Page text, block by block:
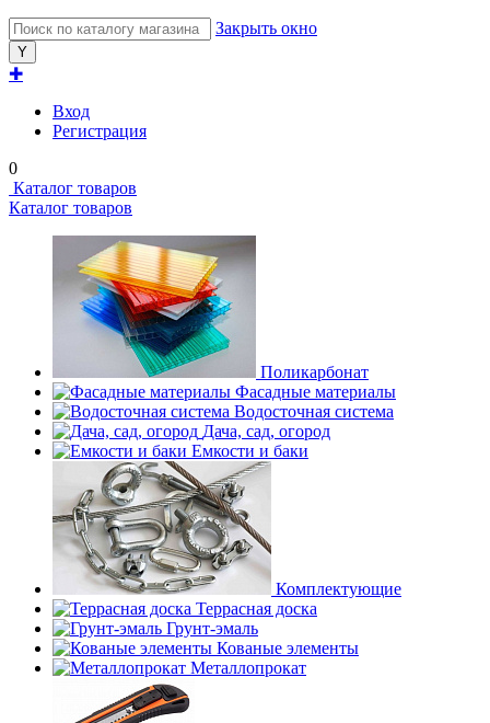
Закрыть окно
✚
Вход
Регистрация
0
Каталог товаров
Каталог товаров
Поликарбонат
Фасадные материалы
Водосточная система
Дача, сад, огород
Емкости и баки
Комплектующие
Террасная доска
Грунт-эмаль
Кованые элементы
Металлопрокат